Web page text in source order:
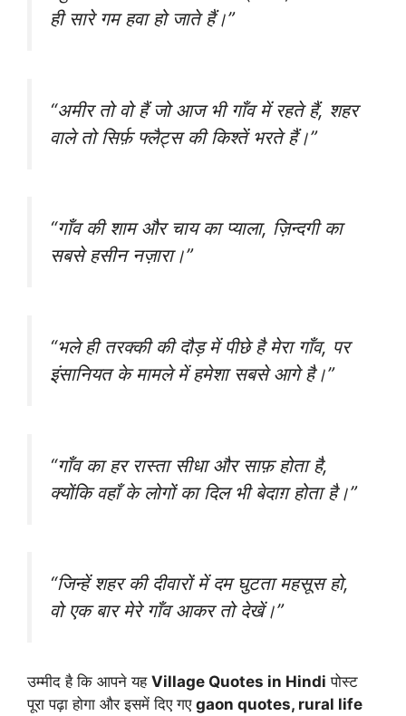
ही सारे गम हवा हो जाते हैं।”
“अमीर तो वो हैं जो आज भी गाँव में रहते हैं, शहर
वाले तो सिर्फ़ फ्लैट्स की किश्तें भरते हैं।”
“गाँव की शाम और चाय का प्याला, ज़िन्दगी का
सबसे हसीन नज़ारा।”
“भले ही तरक्की की दौड़ में पीछे है मेरा गाँव, पर
इंसानियत के मामले में हमेशा सबसे आगे है।”
“गाँव का हर रास्ता सीधा और साफ़ होता है,
क्योंकि वहाँ के लोगों का दिल भी बेदाग़ होता है।”
“जिन्हें शहर की दीवारों में दम घुटता महसूस हो,
वो एक बार मेरे गाँव आकर तो देखें।”
उम्मीद है कि आपने यह Village Quotes in Hindi पोस्ट
पूरा पढ़ा होगा और इसमें दिए गए gaon quotes, rural life